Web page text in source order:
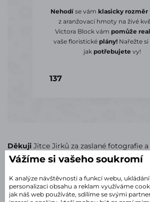
Nehodí se vám klasicky rozměr
z aranžovací hmoty na živé
Victora Block vám pomůže
vaše floristické plány! Nařežte si
jak potřebujete vy!
137
Děkuji Jitce Jirků za zaslané fotografie a
Líbí se článek? Sdílejte ho!
Vážíme si vašeho soukromí
K analýze návštěvnosti a funkcí webu,
personalizaci obsahu a reklam využíváme
jak náš web používáte, sdílíme se svými